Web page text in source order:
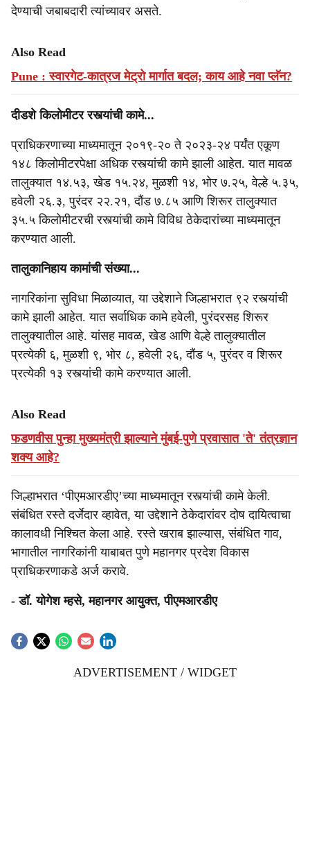
देण्याची जबाबदारी त्यांच्यावर असते.
Also Read
Pune : स्वारगेट-कात्रज मेट्रो मार्गात बदल; काय आहे नवा प्लॅन?
दीडशे किलोमीटर रस्त्यांची कामे...
प्राधिकरणाच्या माध्यमातून २०१९-२० ते २०२३-२४ पर्यंत एकूण
१४८ किलोमीटरपेक्षा अधिक रस्त्यांची कामे झाली आहेत. यात मावळ
तालुक्यात १४.५३, खेड १५.२४, मुळशी १४, भोर ७.२५, वेल्हे ५.३५,
हवेली २६.३, पुरंदर २२.२१, दौंड ७.८५ आण‍ि शिरूर तालुक्यात
३५.५ किलोमीटरची रस्त्यांची कामे व‍िव‍िध ठेकेदारांच्या माध्यमातून
करण्यात आली.
तालुकानिहाय कामांची संख्या...
नागरिकांना सुविधा मिळाव्यात, या उद्देशाने जिल्हाभरात ९२ रस्त्यांची
कामे झाली आहेत. यात सर्वाधिक कामे हवेली, पुरंदरसह शिरूर
तालुक्यातील आहे. यांसह मावळ, खेड आण‍ि वेल्हे तालुक्यातील
प्रत्येकी ६, मुळशी ९, भोर ८, हवेली २६, दौंड ५, पुरंदर व शिरूर
प्रत्येकी १३ रस्त्यांची कामे करण्यात आली.
Also Read
फडणवीस पुन्हा मुख्यमंत्री झाल्याने मुंबई-पुणे प्रवासात 'ते' तंत्रज्ञान
शक्य आहे?
जिल्हाभरात ‘पीएमआरडीए’च्या माध्यमातून रस्त्यांची कामे केली.
संबंधित रस्ते दर्जेदार व्हावेत, या उद्देशाने ठेकेदारांवर दोष दायित्वाचा
कालावधी निश्चित केला आहे. रस्ते खराब झाल्यास, संबंधित गाव,
भागातील नागरिकांनी याबाबत पुणे महानगर प्रदेश विकास
प्राधिकरणाकडे अर्ज करावे.
- डॉ. योगेश म्हसे, महानगर आयुक्त, पीएमआरडीए
ADVERTISEMENT / WIDGET